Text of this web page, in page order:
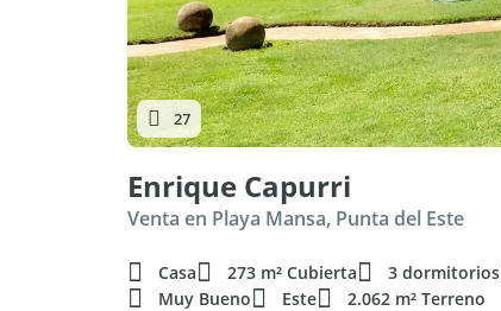
27
Enrique Capurri
Venta en Playa Mansa, Punta del Este
Casa 273 m² Cubierta 3 dormitorios
Muy Bueno
Este 2.062 m² Terreno